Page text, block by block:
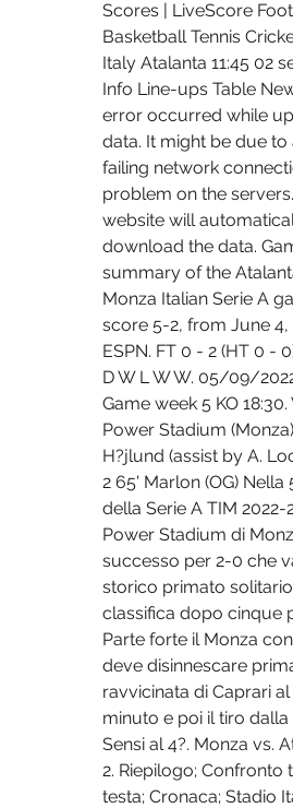
Scores | LiveScore
Basketball Tennis
Italy Atalanta 11:45 02
Info Line-ups Table
error occurred while
data. It might be due
failing network
problem on the
website will
download the data.
summary of the
Monza Italian Serie A
score 5-2, from June 4,
ESPN. FT 0 - 2 (HT 0 -
D W L W W. 05/09/
Game week 5 KO
Power Stadium
H?jlund (assist by A.
2 65' Marlon (OG) Nella
della Serie A TIM 2022-
Power Stadium di
successo per 2-0 che
storico primato
classifica dopo cinque
Parte forte il Monza
deve disinnescare
ravvicinata di Caprari
minuto e poi il tiro dalla
Sensi al 4?. Monza vs.
2. Riepilogo; Confronto
testa; Cronaca; Stadio